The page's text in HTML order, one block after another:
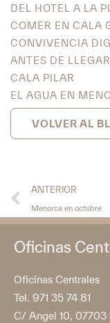
DEL HOTEL A LA
COMER EN CALA
CONVIVENCIA
ANTES DE
CALA PILAR
EL AGUA EN
VOLVER AL
ANTERIOR
Menorca en octubre
Oficinas
Oficinas Centrales
Tel. 971 35 74 81
C/ Angel 10, 07703